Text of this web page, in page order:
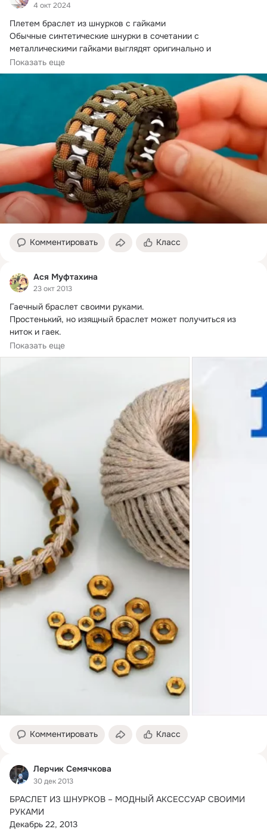
4 окт 2024
Плетем браслет из шнурков с гайками
Обычные синтетические шнурки в сочетании с
металлическими гайками выглядят оригинально и
экстравагантно.
Показать еще
Комментировать Класс
Aся Муфтaхинa
23 окт 2013
Гаечный браслет своими руками.
Простенький, но изящный браслет может получиться из
ниток и гаек.
1. Отрезаем две нити длиной около...
Показать еще
Комментировать Класс
Лерчик Семячкова
30 дек 2013
БРАСЛЕТ ИЗ ШНУРКОВ – МОДНЫЙ АКСЕССУАР СВОИМИ
РУКАМИ
Декабрь 22, 2013